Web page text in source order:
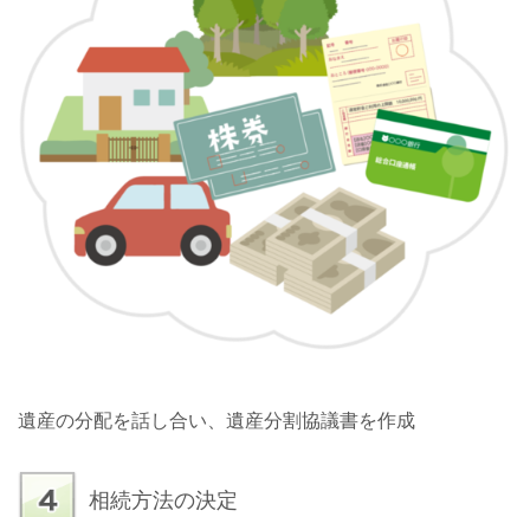
遺産の分配を話し合い、遺産分割協議書を作成
相続方法の決定